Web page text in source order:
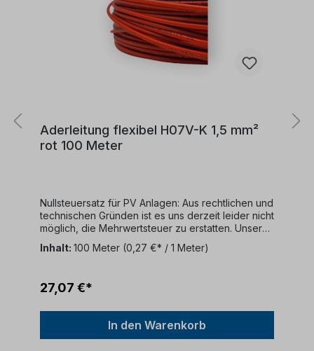
Aderleitung flexibel H07V-K 1,5 mm²
rot 100 Meter
Nullsteuersatz für PV Anlagen: Aus rechtlichen und
technischen Gründen ist es uns derzeit leider nicht
möglich, die Mehrwertsteuer zu erstatten. Unser
Unternehmen bietet keine MwSt-Rückerstattungen
an.Kabelbeschreibung:Kabeltyp: 100 Meter
31:2011Nennspannung: 450/750
KupferleiterPVC-
IsolierungVerwendungszweck:Dieses Kabel ist für
Inhalt: 100 Meter (0,27 €* / 1 Meter)
27,07 €*
In den Warenkorb